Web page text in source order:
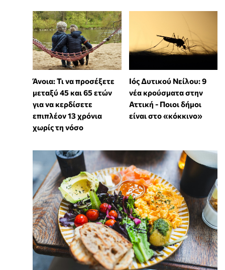
Άνοια: Τι να προσέξετε
μεταξύ 45 και 65 ετών
για να κερδίσετε
επιπλέον 13 χρόνια
χωρίς τη νόσο
Ιός Δυτικού Νείλου: 9
νέα κρούσματα στην
Αττική - Ποιοι δήμοι
είναι στο «κόκκινο»